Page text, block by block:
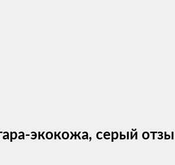
экокожа, серый